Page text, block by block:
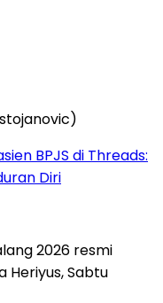
BPJS di Threads:
Diri